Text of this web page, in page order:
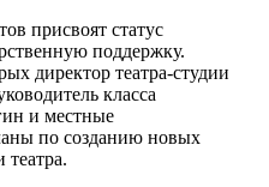
присвоят статус
поддержку.
директор театра-студии
класса
и местные
по созданию новых